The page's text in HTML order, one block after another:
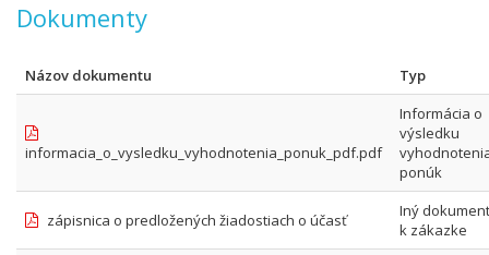
Dokumenty
Názov dokumentu Typ
informacia_o_vysledku_vyhodnotenia_ponuk_pdf.pdf
Informácia o
výsledku
ponúk
zápisnica o predložených žiadostiach o účasť
Iný dokument
k zákazke